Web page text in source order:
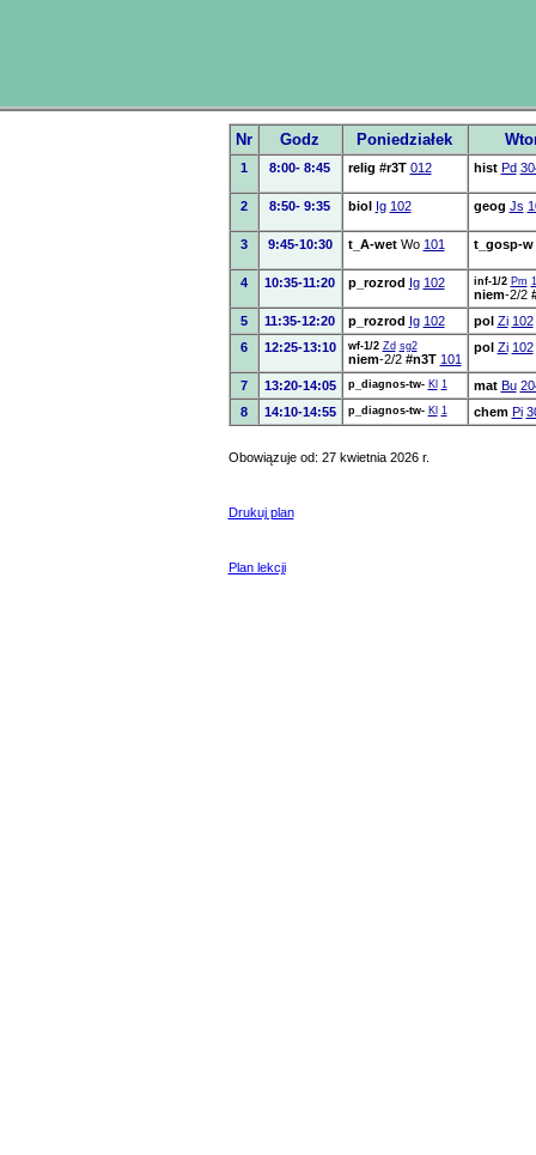
Nr Godz Poniedziałek
1 8:00- 8:45 relig #r3T 012 hist Pd
2 8:50- 9:35 biol Ig 102 geog Js
3 9:45-10:30 t_A-wet Wo 101 t_gosp-w
4 10:35-11:20 p_rozrod Ig 102 inf-1/2 Pm
niem-2/2
5
11:35-12:20 p_rozrod Ig 102 pol Zi 102
6
12:25-13:10 wf-1/2 Zd sg2
niem-2/2 #n3T 101
pol Zi 102
7 13:20-14:05 p_diagnos-tw- Kl 1 mat Bu
8
14:10-14:55 p_diagnos-tw- Kl 1 chem Pi
Obowiązuje od: 27 kwietnia 2026 r.
Drukuj plan
Plan lekcji